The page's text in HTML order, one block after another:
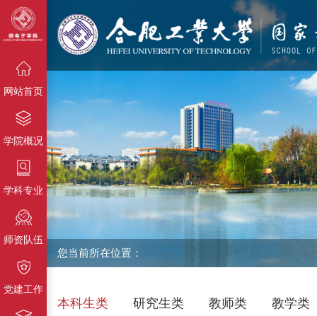
{栏目名
称}
网站首页
学院概况
学科专业
师资队伍
党建工作
您当前所在位置：
本科生类 研究生类 教师类
教学类